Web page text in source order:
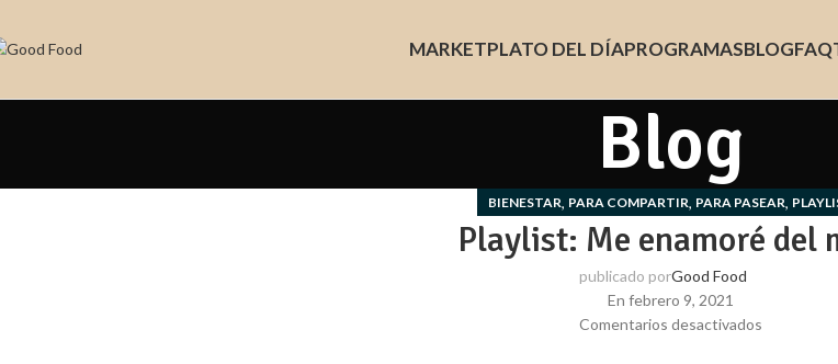
MARKETPLATO DEL DÍAPROGRAMASBLOGFAQ
Blog
BIENESTAR, PARA COMPARTIR, PARA PASEAR,
Playlist: Me enamoré del
publicado porGood Food
En febrero 9, 2021
Comentarios desactivados